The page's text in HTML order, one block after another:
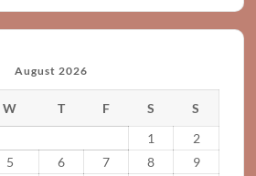
August 2026
W T F S
S
1
2
5 6 7 8
9